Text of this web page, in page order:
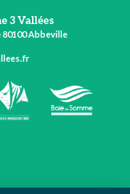
3 Vallées
Abbeville